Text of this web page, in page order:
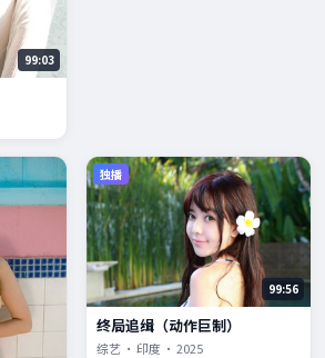
99:03
独播
99:56
终局追缉（动作巨制）
综艺 · 印度 · 2025